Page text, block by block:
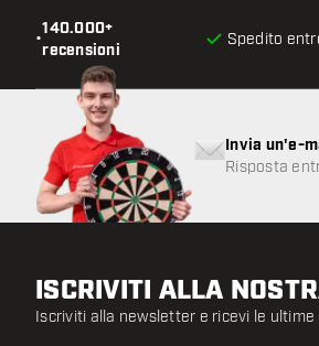
•
140.000+
recensioni
Spedito
Invia un'e-
Risposta
ISCRIVITI ALLA
Iscriviti alla newsletter e ricevi le